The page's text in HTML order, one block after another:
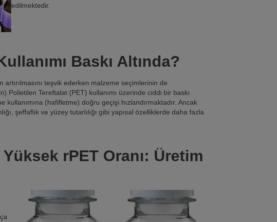
edilmektedir.
Baskı Altında?
teşvik ederken malzeme seçimlerinin de
Polietilen Tereftalat (PET) kullanımı üzerinde ciddi bir baskı
(hafifletme) doğru geçişi hızlandırmaktadır. Ancak
şeffaflık ve yüzey tutarlılığı gibi yapısal özelliklerde daha fazla
rPET Oranı: Üretim